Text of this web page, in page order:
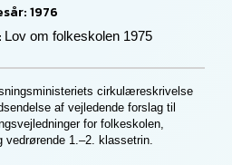
1976
Lov om folkeskolen 1975
cirkulæreskrivelse
af vejledende forslag til
for folkeskolen,
vedrørende 1.–2. klassetrin.